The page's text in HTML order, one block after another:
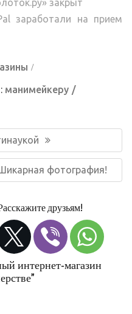
закрыт
заработали на прием
манимейкеру
фотография!
друзьям!
интернет-магазин